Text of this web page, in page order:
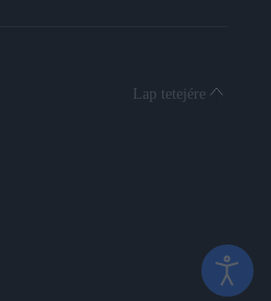
Lap tetejére